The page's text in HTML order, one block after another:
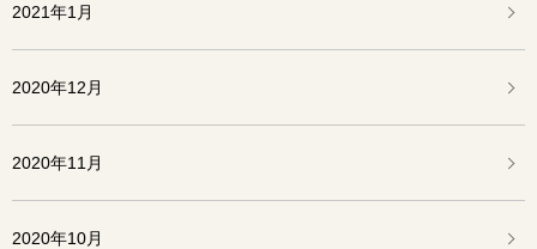
2021年1月
2020年12月
2020年11月
2020年10月